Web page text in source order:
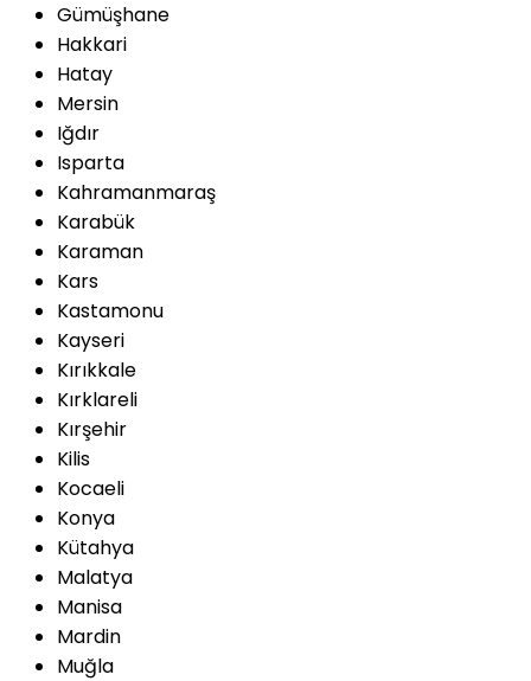
Gümüşhane
Hakkari
Hatay
Mersin
Iğdır
Isparta
Kahramanmaraş
Karabük
Karaman
Kars
Kastamonu
Kayseri
Kırıkkale
Kırklareli
Kırşehir
Kilis
Kocaeli
Konya
Kütahya
Malatya
Manisa
Mardin
Muğla